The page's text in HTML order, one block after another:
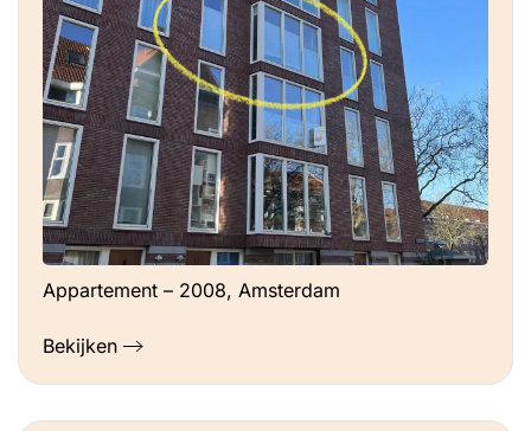
Appartement – 2008, Amsterdam
Bekijken